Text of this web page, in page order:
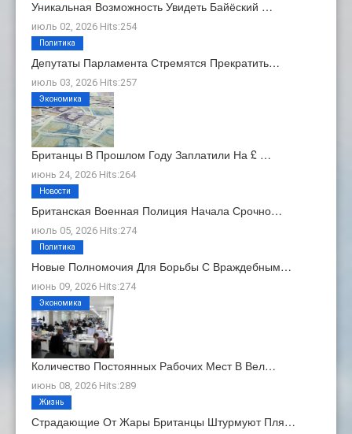
Уникальная Возможность Увидеть Байёский …
июль 02, 2026 Hits:254
Депутаты Парламента Стремятся Прекратить…
июль 03, 2026 Hits:257
Политика
Британцы В Прошлом Году Заплатили На £ …
июнь 24, 2026 Hits:264
Экономика
Британская Военная Полиция Начала Срочно…
июль 05, 2026 Hits:274
Новости
Новые Полномочия Для Борьбы С Враждебным…
июнь 09, 2026 Hits:274
Политика
Количество Постоянных Рабочих Мест В Вел…
июнь 08, 2026 Hits:289
Экономика
Страдающие От Жары Британцы Штурмуют Пля…
Жизнь